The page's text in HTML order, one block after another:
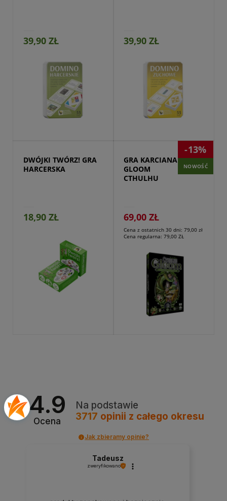
39,90 ZŁ 39,90 ZŁ
DWÓJKI TWÓRZ! GRA
HARCERSKA
18,90 ZŁ
GRA KARCIANA
GLOOM
CTHULHU
69,00 ZŁ
Cena z ostatnich 30 dni: 79,00 zł
Cena regularna: 79,00 ZŁ
-13%
NOWOŚĆ
4.9
Ocena
Na podstawie
3717 opinii z całego okresu
Jak zbieramy opinie?
Tadeusz
zweryfikowano